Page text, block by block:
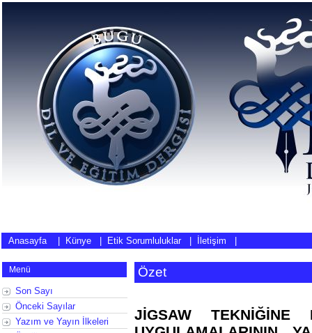
Anasayfa| Künye Etik Sorumluluklar İletişim
Menü
Son Sayı
Önceki Sayılar
Yazım ve Yayın İlkeleri
Özet
JİGSAW